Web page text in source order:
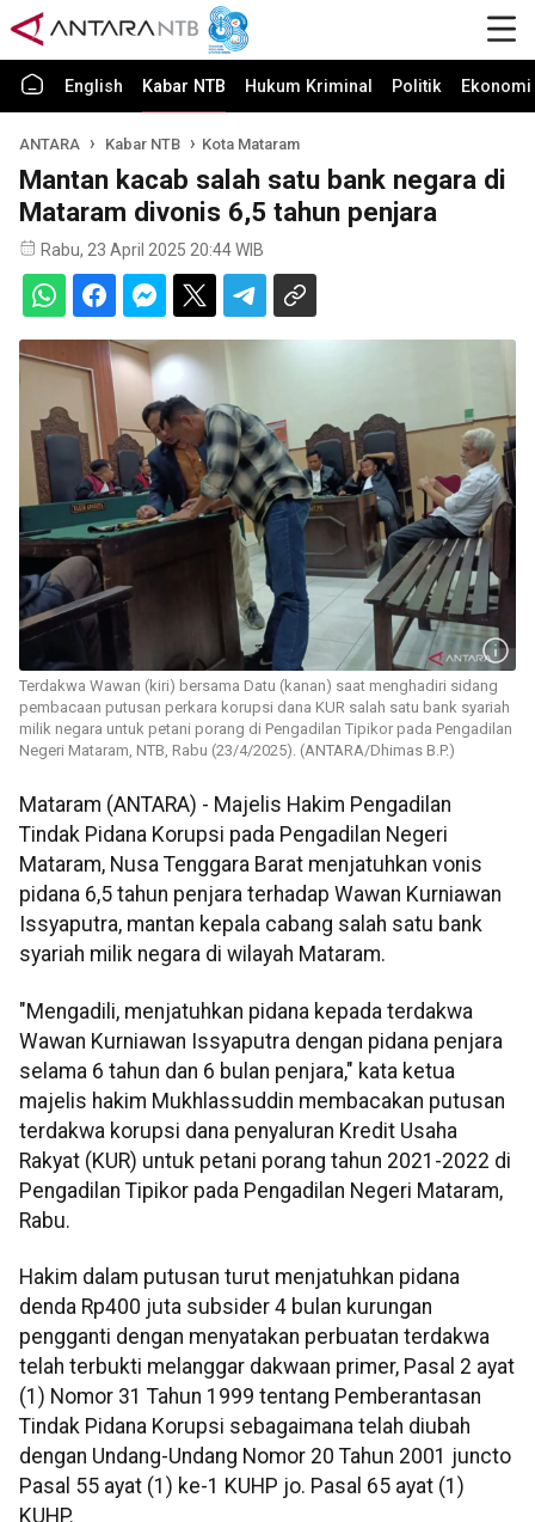
English Kabar NTB Hukum Kriminal Politik
ANTARA Kabar NTB Kota Mataram
Mantan kacab salah satu bank negara di
Mataram divonis 6,5 tahun penjara
Rabu, 23 April 2025 20:44 WIB
Terdakwa Wawan (kiri) bersama Datu (kanan) saat menghadiri sidang
pembacaan putusan perkara korupsi dana KUR salah satu bank syariah
milik negara untuk petani porang di Pengadilan Tipikor pada Pengadilan
Negeri Mataram, NTB, Rabu (23/4/2025). (ANTARA/Dhimas B.P.)
Mataram (ANTARA) - Majelis Hakim Pengadilan
Tindak Pidana Korupsi pada Pengadilan Negeri
Mataram, Nusa Tenggara Barat menjatuhkan vonis
pidana 6,5 tahun penjara terhadap Wawan Kurniawan
Issyaputra, mantan kepala cabang salah satu bank
syariah milik negara di wilayah Mataram.
"Mengadili, menjatuhkan pidana kepada terdakwa
Wawan Kurniawan Issyaputra dengan pidana penjara
selama 6 tahun dan 6 bulan penjara," kata ketua
majelis hakim Mukhlassuddin membacakan putusan
terdakwa korupsi dana penyaluran Kredit Usaha
Rakyat (KUR) untuk petani porang tahun 2021-2022 di
Pengadilan Tipikor pada Pengadilan Negeri Mataram,
Rabu.
Hakim dalam putusan turut menjatuhkan pidana
denda Rp400 juta subsider 4 bulan kurungan
pengganti dengan menyatakan perbuatan terdakwa
telah terbukti melanggar dakwaan primer, Pasal 2 ayat
(1) Nomor 31 Tahun 1999 tentang Pemberantasan
Tindak Pidana Korupsi sebagaimana telah diubah
dengan Undang-Undang Nomor 20 Tahun 2001 juncto
Pasal 55 ayat (1) ke-1 KUHP jo. Pasal 65 ayat (1)
KUHP.